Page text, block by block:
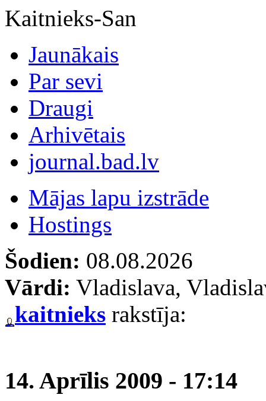
Kaitnieks-San
Jaunākais
Par sevi
Draugi
Arhivētais
journal.bad.lv
Mājas lapu izstrāde
Hostings
Šodien: 08.08.2026
Vārdi: Vladislava,
kaitnieks rakstīja:
14. Aprīlis 2009 - 17:14